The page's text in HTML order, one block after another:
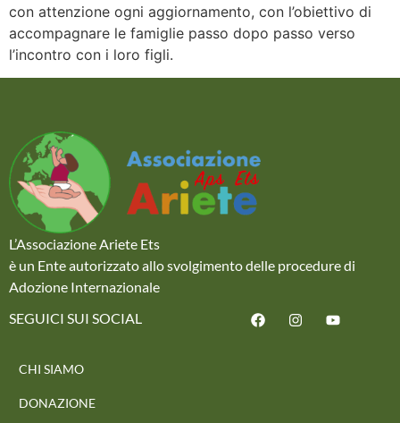
con attenzione ogni aggiornamento, con l’obiettivo di
accompagnare le famiglie passo dopo passo verso
l’incontro con i loro figli.
L’Associazione Ariete Ets
è un Ente autorizzato allo svolgimento delle procedure di
Adozione Internazionale
SEGUICI SUI SOCIAL
CHI SIAMO
DONAZIONE